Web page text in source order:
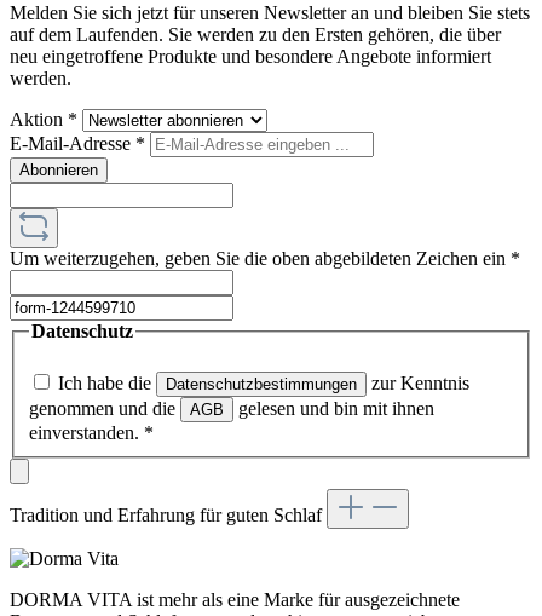
Melden Sie sich jetzt für unseren Newsletter an und bleiben Sie stets
auf dem Laufenden. Sie werden zu den Ersten gehören, die über
neu eingetroffene Produkte und besondere Angebote informiert
werden.
Aktion *
E-Mail-Adresse *
Abonnieren
Um weiterzugehen, geben Sie die oben abgebildeten Zeichen ein *
Datenschutz
Ich habe die Datenschutzbestimmungen
zur Kenntnis
genommen und die
AGB
gelesen und bin mit ihnen
einverstanden. *
Tradition und Erfahrung für guten Schlaf
DORMA VITA ist mehr als eine Marke für ausgezeichnete